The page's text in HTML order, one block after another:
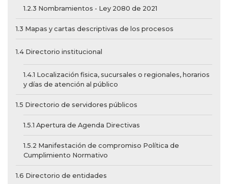
1.2.3 Nombramientos - Ley 2080 de 2021
1.3 Mapas y cartas descriptivas de los procesos
1.4 Directorio institucional
1.4.1 Localización fisica, sucursales o regionales, horarios
y días de atención al público
1.5 Directorio de servidores públicos
1.5.1 Apertura de Agenda Directivas
1.5.2 Manifestación de compromiso Política de
Cumplimiento Normativo
1.6 Directorio de entidades